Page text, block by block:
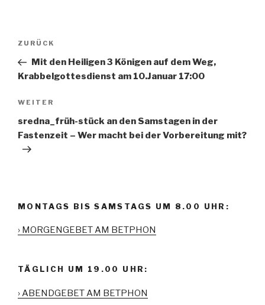
Beitrags-
Vorheriger
Beitrag
ZURÜCK
Mit den Heiligen 3 Königen auf dem Weg,
Krabbelgottesdienst am 10.Januar 17:00
Nächster
Beitrag
WEITER
sredna_früh-stück an den Samstagen in der
Fastenzeit – Wer macht bei der Vorbereitung mit?
MONTAGS BIS SAMSTAGS UM 8.00 UHR:
› MORGENGEBET AM BETPHON
TÄGLICH UM 19.00 UHR:
› ABENDGEBET AM BETPHON